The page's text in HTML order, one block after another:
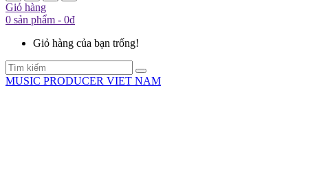
Giỏ hàng
0 sản phẩm - 0đ
Giỏ hàng của bạn trống!
MUSIC PRODUCER VIET NAM